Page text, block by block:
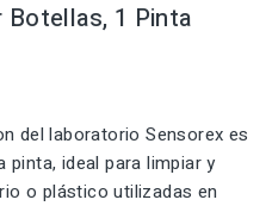
Botellas, 1 Pinta
del laboratorio Sensorex es
ideal para limpiar y
o plástico utilizadas en